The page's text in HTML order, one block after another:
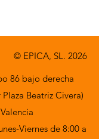
© EPICA, SL. 2026
86 bajo derecha
Beatriz Civera)
Viernes de 8:00 a